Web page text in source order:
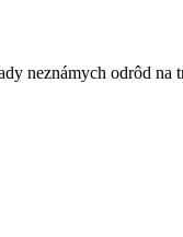
neznámych odrôd na